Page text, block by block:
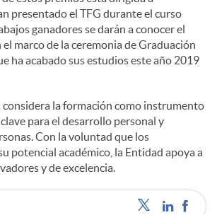
presentado el TFG durante el curso
ganadores se darán a conocer el
el marco de la ceremonia de Graduación
ha acabado sus estudios este año 2019
considera la formación como instrumento
para el desarrollo personal y
Con la voluntad que los
potencial académico, la Entidad apoya a
y de excelencia.